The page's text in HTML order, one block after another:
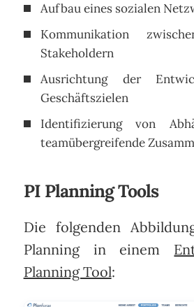
Aufbau eines sozialen
Kommunikation
Stakeholdern
Ausrichtung der
Geschäftszielen
Identifizierung von
teamübergreifende
PI Planning Tools
Die folgenden
Planning in einem
Planning Tool: